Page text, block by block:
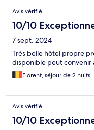
Avis
Avis vérifié
10/10
7 sept. 2024
Très belle hôtel propre
disponible peut convenir
Florent, séjour de 2 nuits
Avis vérifié
10/10